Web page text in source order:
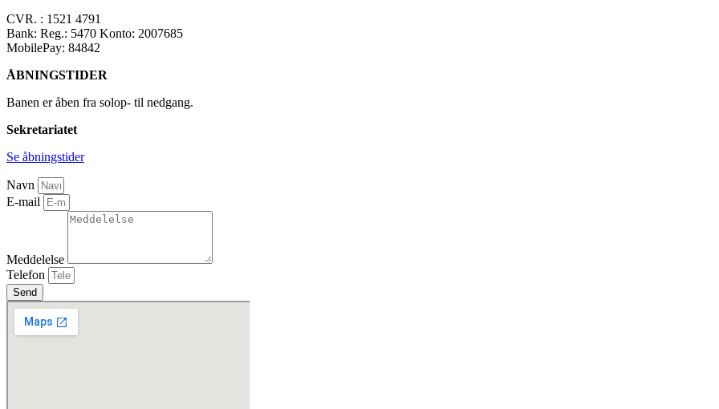
CVR. : 1521 4791
Bank: Reg.: 5470 Konto: 2007685
MobilePay: 84842
ÅBNINGSTIDER
Banen er åben fra solop- til nedgang.
Sekretariatet
Se åbningstider
Navn
E-mail
Meddelelse
Telefon
Send